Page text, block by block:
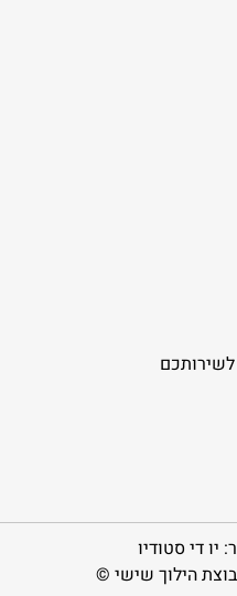
יו די סטודיו
הילוך שישי ©